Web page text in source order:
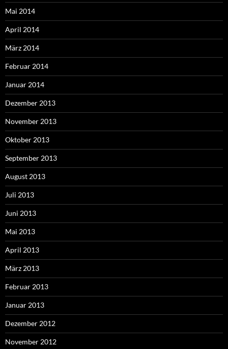
Mai 2014
April 2014
März 2014
Februar 2014
Januar 2014
Dezember 2013
November 2013
Oktober 2013
September 2013
August 2013
Juli 2013
Juni 2013
Mai 2013
April 2013
März 2013
Februar 2013
Januar 2013
Dezember 2012
November 2012